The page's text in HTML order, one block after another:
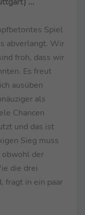
Spiel
abverlangt. Wir
froh, dass wir
Es freut
ausüben
als
Chancen
und das ist
Sieg muss
obwohl der
die drei
fragt in ein paar